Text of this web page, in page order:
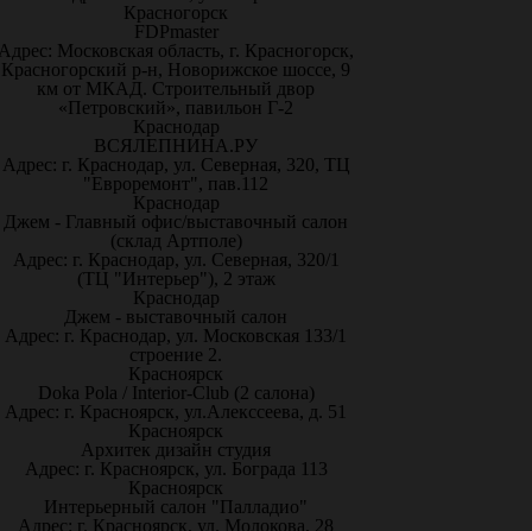
Красногорск
FDPmaster
Московская область, г. Красногорск,
Красногорский р-н, Новорижское шоссе, 9
км от МКАД. Строительный двор
«Петровский», павильон Г-2
Краснодар
ВСЯЛЕПНИНА.РУ
Адрес: г. Краснодар, ул. Северная, 320, ТЦ
"Евроремонт", пав.112
Краснодар
Джем - Главный офис/выставочный салон
(склад Артполе)
Адрес: г. Краснодар, ул. Северная, 320/1
(ТЦ "Интерьер"), 2 этаж
Краснодар
Джем - выставочный салон
Адрес: г. Краснодар, ул. Московская 133/1
строение 2.
Красноярск
Doka Pola / Interior-Club (2 салона)
Адрес: г. Красноярск, ул.Алекссеева, д. 51
Красноярск
Архитек дизайн студия
Адрес: г. Красноярск, ул. Бограда 113
Красноярск
Интерьерный салон "Палладио"
Адрес: г. Красноярск, ул. Молокова, 28